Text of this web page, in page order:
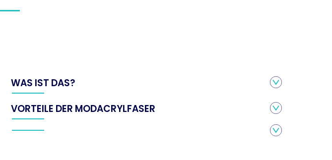
WAS IST DAS?
VORTEILE DER MODACRYLFASER